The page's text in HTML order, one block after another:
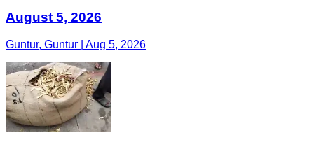
August 5, 2026
Guntur, Guntur | Aug 5, 2026